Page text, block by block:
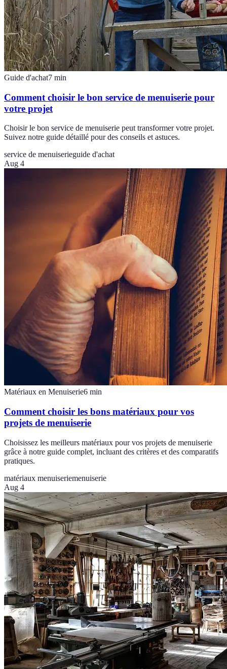
Guide d'achat7 min
Comment choisir le bon service de menuiserie pour
votre projet
Choisir le bon service de menuiserie peut transformer votre projet.
Suivez notre guide détaillé pour des conseils et astuces.
service de menuiserieguide d'achat
Aug 4
Matériaux en Menuiserie6 min
Comment choisir les bons matériaux pour vos
projets de menuiserie
Choisissez les meilleurs matériaux pour vos projets de menuiserie
grâce à notre guide complet, incluant des critères et des comparatifs
pratiques.
matériaux menuiseriemenuiserie
Aug 4